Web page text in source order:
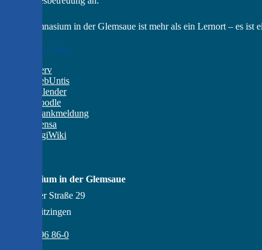
Das Gymnasium in der Glemsaue ist mehr als ein Lernort – es ist
Wichtige Links
IServ
WebUntis
Kalender
Moodle
Krankmeldung
Mensa
DigiWiki
Gymnasium in der Glemsaue
Gröninger Straße 29
71254 Ditzingen
07156 - 96 86-0